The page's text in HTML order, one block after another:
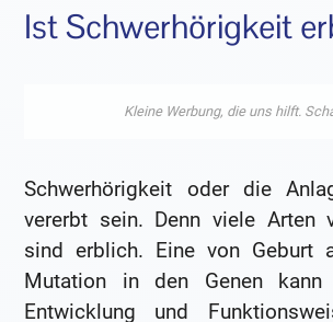
Ist Schwerhörigkeit
Schwerhörigkeit oder die
vererbt sein. Denn viele Arten
sind erblich. Eine von Geburt
Mutation in den Genen
Entwicklung und